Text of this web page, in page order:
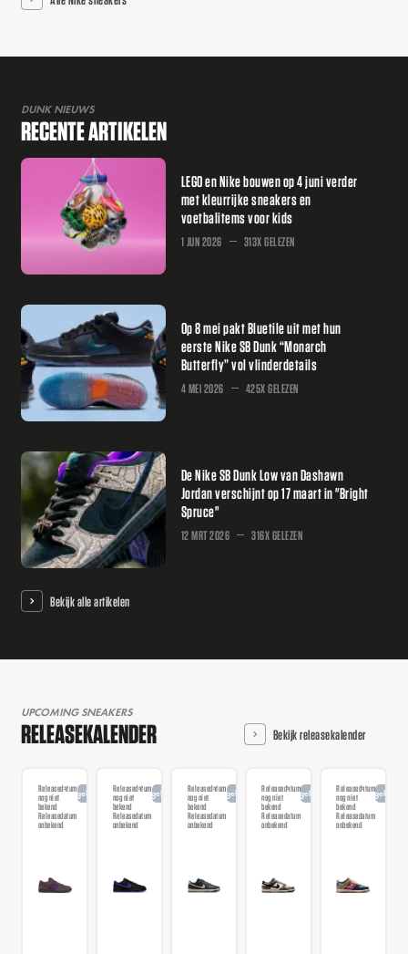
DUNK NIEUWS
RECENTE ARTIKELEN
LEGO en Nike bouwen op 4 juni verder
met kleurrijke sneakers en
voetbalitems voor kids
1 JUN 2026 313X GELEZEN
Op 8 mei pakt Bluetile uit met hun
eerste Nike SB Dunk “Monarch
Butterfly” vol vlinderdetails
4 MEI 2026 425X GELEZEN
De Nike SB Dunk Low van Dashawn
Jordan verschijnt op 17 maart in "Bright
Spruce"
12 MRT 2026 316X GELEZEN
Bekijk alle artikelen
UPCOMING SNEAKERS
RELEASEKALENDER Bekijk releasekalender
Releasedatum
nog niet
bekend
Releasedatum
onbekend
AangekondigdReleasedatum
nog niet
bekend
Releasedatum
onbekend
AangekondigdReleasedatum
nog niet
bekend
Releasedatum
onbekend
AangekondigdReleasedatum
nog niet
bekend
Releasedatum
onbekend
AangekondigdReleasedatum
nog niet
bekend
Releasedatum
onbekend